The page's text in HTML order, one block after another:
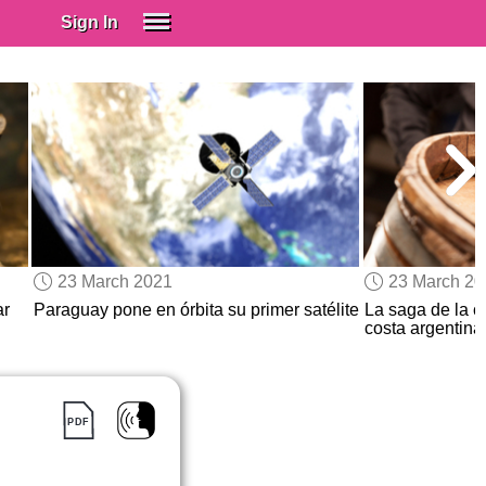
Sign In
Spanish (Spain)
Spanish (Latino)
SUBSCRIBE
EDUCATIONAL LICENSES
GIFT CARDS
OTHER LANGUAGES
23 March 2021
Paraguay pone en órbita su primer satélite
23 March
La saga de la
costa argentina